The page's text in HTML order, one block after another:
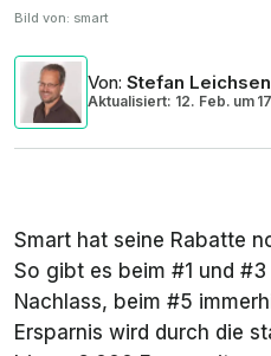
Bild von: smart
Von: Stefan
Aktualisiert: 12. Feb. um
Smart hat seine Rabatte
So gibt es beim #1 und
Nachlass, beim #5
Ersparnis wird durch die